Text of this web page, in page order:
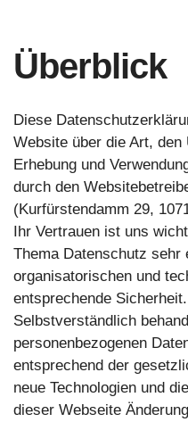
Überblick
Diese
Website über die Art,
Erhebung und
durch den
(Kurfürstendamm 29,
Ihr Vertrauen ist uns
Thema Datenschutz sehr
organisatorischen und
entsprechende Sicherheit.
Selbstverständlich
personenbezogenen
entsprechend der
neue Technologien und
dieser Webseite